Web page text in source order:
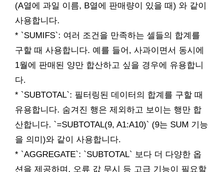
(A열에 과일 이름, B열에 판매량이 있을 때) 와 같이
사용합니다.
* `SUMIFS`: 여러 조건을 만족하는 셀들의 합계를
구할 때 사용합니다. 예를 들어, 사과이면서 동시에
1월에 판매된 양만 합산하고 싶을 경우에 유용합니
다.
* `SUBTOTAL`: 필터링된 데이터의 합계를 구할 때
유용합니다. 숨겨진 행은 제외하고 보이는 행만 합
산합니다. `=SUBTOTAL(9, A1:A10)` (9는 SUM 기능
을 의미)와 같이 사용합니다.
* `AGGREGATE`: `SUBTOTAL` 보다 더 다양한 옵
션을 제공하며, 오류 값 무시 등 고급 기능이 필요할